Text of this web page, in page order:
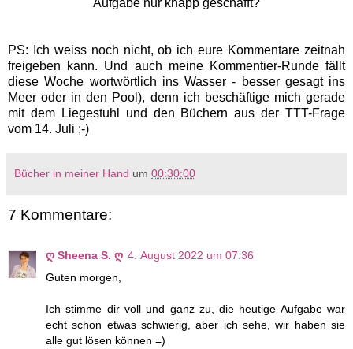
PS: Ich weiss noch nicht, ob ich eure Kommentare zeitnah
freigeben kann. Und auch meine Kommentier-Runde fällt
diese Woche wortwörtlich ins Wasser - besser gesagt ins
Meer oder in den Pool), denn ich beschäftige mich gerade
mit dem Liegestuhl und den Büchern aus der TTT-Frage
vom 14. Juli ;-)
Bücher in meiner Hand um 00:30:00
7 Kommentare:
ღ Sheena S. ღ 4. August 2022 um 07:36
Guten morgen,
Ich stimme dir voll und ganz zu, die heutige Aufgabe war
echt schon etwas schwierig, aber ich sehe, wir haben sie
alle gut lösen können =)